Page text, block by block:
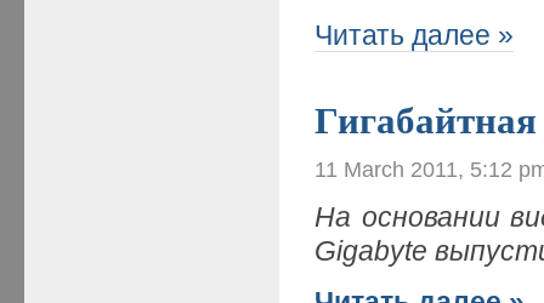
Читать далее »
11 March 2011, 5:12
На основании
Gigabyte